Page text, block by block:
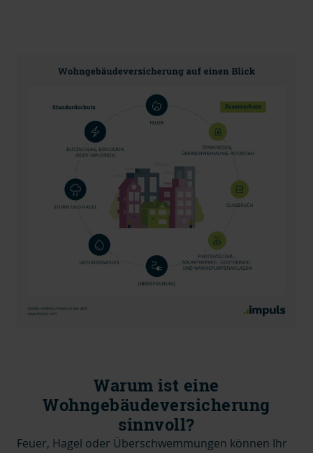
Warum ist eine
Wohngebäudeversicherung
sinnvoll?
Feuer, Hagel oder Überschwemmungen können Ihr